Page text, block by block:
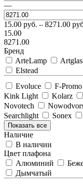
—
15.00 руб. – 8271.00
15.00
8271.00
Бренд
ArteLamp
Elstead
Evoluce
F-Promo
Kink Light
Kolarz
Novotech
Searchlight
Sonex
Показать все
Наличие
В наличии
Цвет плафона
Алюминий
Дымчатый